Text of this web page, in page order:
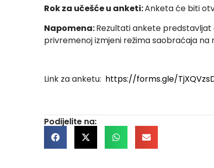
Rok za učešće u anketi:Anketa će biti
Napomena:Rezultati ankete predstavljat
privremenoj izmjeni režima saobraćaja na
Link za anketu: https://forms.gle/
Podijelite na: